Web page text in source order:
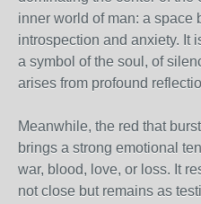
inner world of man: a space
introspection and anxiety. It
a symbol of the soul, of
arises from profound
Meanwhile, the red that
brings a strong emotional
war, blood, love, or loss. It
not close but remains as